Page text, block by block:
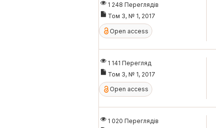
1 248 Переглядів
Том 3, № 1, 2017
Open access
1 141 Перегляд
Том 3, № 1, 2017
Open access
1 020 Переглядів